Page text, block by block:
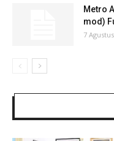
Metro
mod)
7